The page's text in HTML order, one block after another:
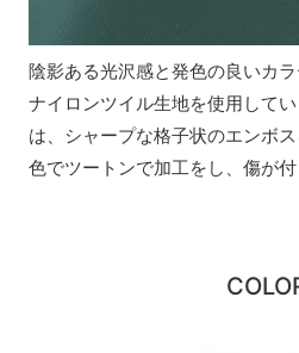
陰影ある光沢感と発色の良いカ
ナイロンツイル生地を使用して
は、シャープな格子状のエンボ
色でツートンで加工をし、傷が付